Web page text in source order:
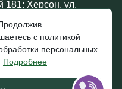
181; Херсон, ул.
с политикой
персональных
Подробнее